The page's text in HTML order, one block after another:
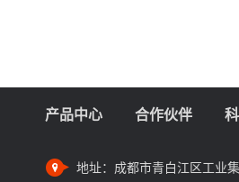
产品中心 合作伙伴
地址： 成都市青白江区工业